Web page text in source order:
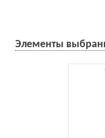
Элементы